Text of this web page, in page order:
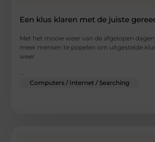
Een klus klaren met de juiste
Met het mooie weer van de afgelopen
meer mensen te popelen om uitgestelde
weer
...
Computers / Internet / Searching